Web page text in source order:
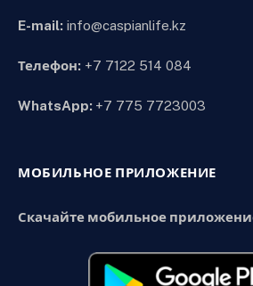
E-mail: info@caspianlife.kz
Телефон: +7 7122 514 084
WhatsApp: +7 775 7723003
МОБИЛЬНОЕ ПРИЛОЖЕНИЕ
Скачайте мобильное